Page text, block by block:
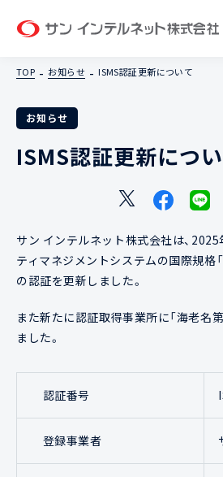
TOP お知らせ ISMS認証更新について
お知らせ
ISMS認証更新につ
サン インテルネット株式会社は、
ティマネジメントシステムの国際規格
の認証を更新しました。
また新たに認証取得事業所に「海老名
ました。
認証番号
登録事業者